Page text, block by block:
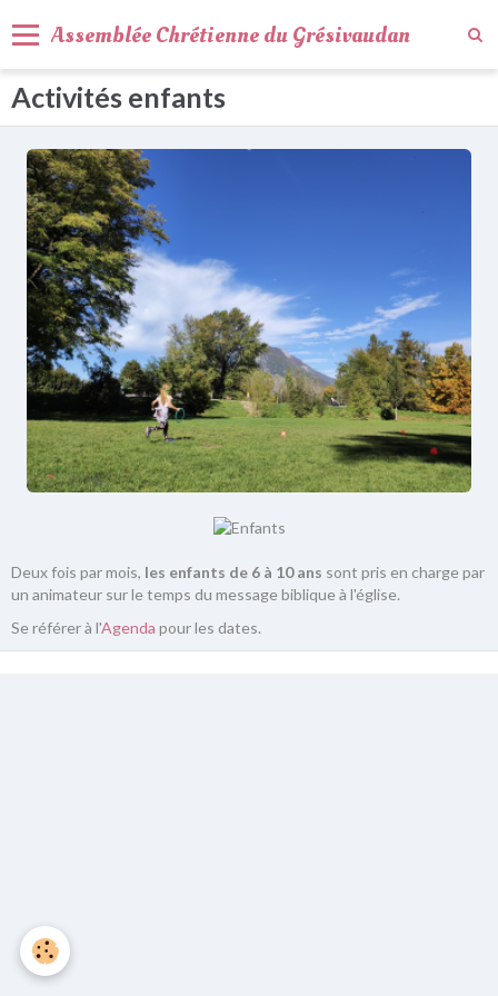
Assemblée Chrétienne du Grésivaudan
Activités
Qui sommes-nous ?
Nous trouver
Nous contacter
Activités enfants
Deux fois par mois, les enfants de 6 à 10 ans sont pris en charge par
un animateur sur le temps du message biblique à l'église.
Se référer à l'Agenda pour les dates.